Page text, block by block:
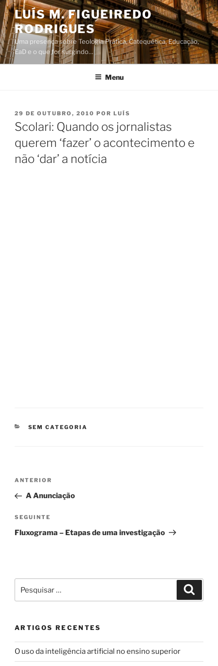
Saltar
para
o
conteúdo
LUÍS M. FIGUEIREDO
RODRIGUES
Uma presença sobre Teologia Prática, Catequética, Educação,
EaD e o que for surgindo…
Menu
PUBLICADO
EM
29 DE OUTUBRO, 2010 POR LUÍS
Scolari: Quando os jornalistas
querem ‘fazer’ o acontecimento e
não ‘dar’ a notícia
CATEGORIAS
SEM CATEGORIA
Navegação
artigos
Conteúdo
anterior
ANTERIOR
A Anunciação
Conteúdo
seguinte
SEGUINTE
Fluxograma – Etapas de uma investigação
por:
ARTIGOS RECENTES
O uso da inteligência artificial no ensino superior